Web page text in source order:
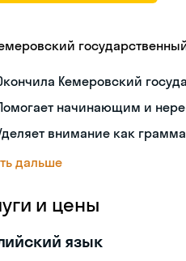
Кемеровский
начинающим и
внимание как
дальше
и цены
язык